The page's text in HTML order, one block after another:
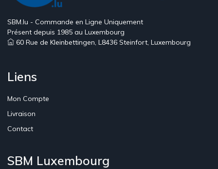
SBM.lu - Commande en Ligne Uniquement
Présent depuis 1985 au Luxembourg
60 Rue de Kleinbettingen, L8436 Steinfort, Luxembourg
Liens
Mon Compte
Livraison
Contact
SBM Luxembourg